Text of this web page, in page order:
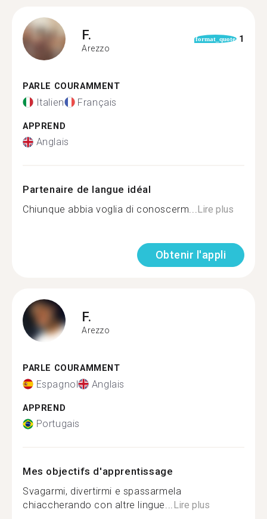
F.
Arezzo
format_quote 1
PARLE COURAMMENT
Italien Français
APPREND
Anglais
Partenaire de langue idéal
Chiunque abbia voglia di conoscerm...Lire plus
Obtenir l'appli
F.
Arezzo
PARLE COURAMMENT
Espagnol Anglais
APPREND
Portugais
Mes objectifs d'apprentissage
Svagarmi, divertirmi e spassarmela
chiaccherando con altre lingue...Lire plus